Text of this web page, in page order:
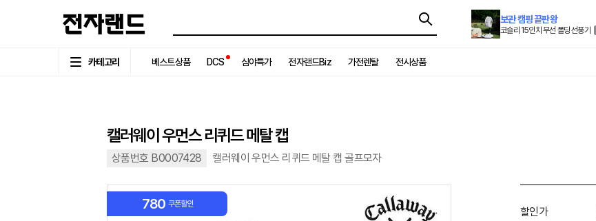
보관 캠핑 끝판왕
코슬리 15인치 무선 폴딩 선풍기
카테고리 베스트상품 DCS 심야특가 전자랜드Biz 가전렌탈 전시상품
캘러웨이 우먼스 리퀴드 메탈 캡
상품번호 B0007428 캘러웨이 우먼스 리퀴드 메탈 캡 골프모자
780 쿠폰할인
할인가